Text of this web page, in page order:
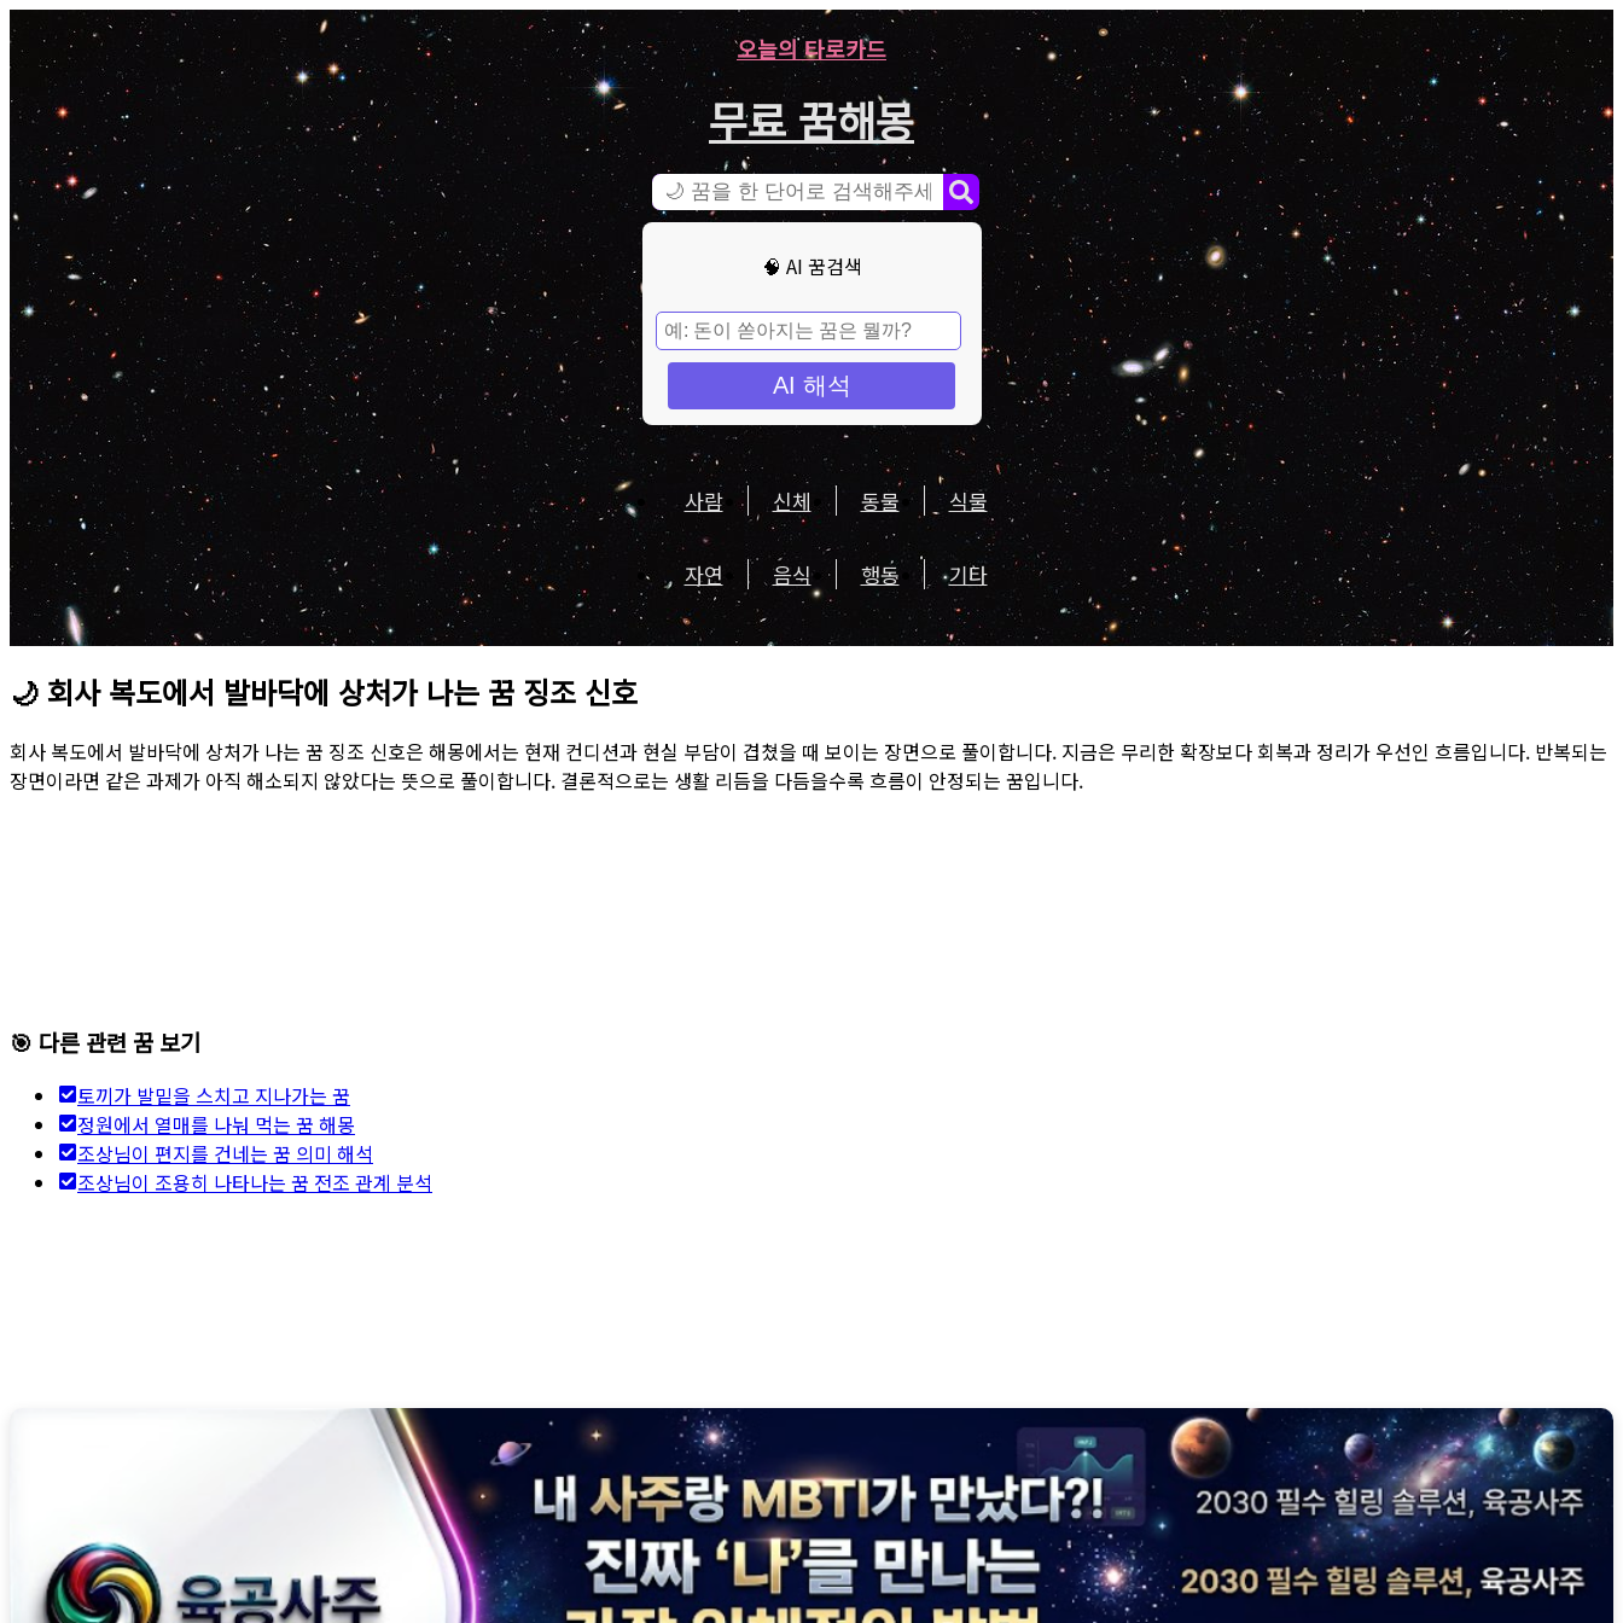
오늘의 타로카드
무료 꿈해몽
🧠 AI 꿈검색
AI 해석
사람 신체 동물 식물
자연 음식 행동 기타
🌙 회사 복도에서 발바닥에 상처가 나는 꿈 징조 신호
회사 복도에서 발바닥에 상처가 나는 꿈 징조 신호은 해몽에서는 현재 컨디션과 현실 부담이 겹쳤을 때 보이는 장면으로 풀이합니다. 지금은 무리한 확장보다 회복과 정리가 우선인 흐름입니다. 반복되는
장면이라면 같은 과제가 아직 해소되지 않았다는 뜻으로 풀이합니다. 결론적으로는 생활 리듬을 다듬을수록 흐름이 안정되는 꿈입니다.
🎯 다른 관련 꿈 보기
토끼가 발밑을 스치고 지나가는 꿈
정원에서 열매를 나눠 먹는 꿈 해몽
조상님이 편지를 건네는 꿈 의미 해석
조상님이 조용히 나타나는 꿈 전조 관계 분석